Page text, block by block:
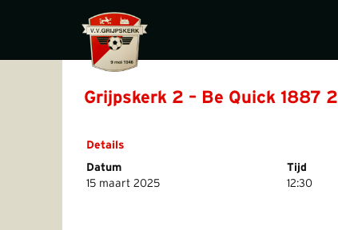
Grijpskerk 2 – Be Quick 1887 2
Details
Datum
Tijd
15 maart 2025
12:30